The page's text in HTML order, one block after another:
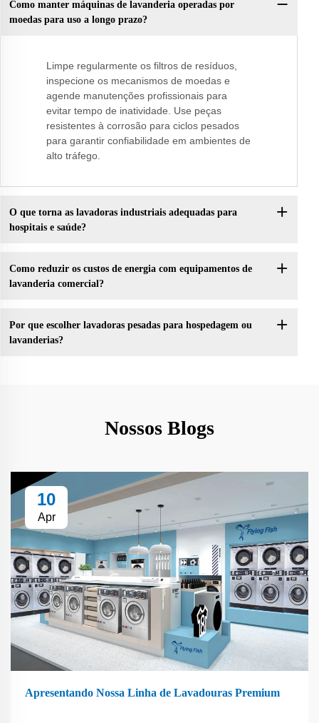
Como manter máquinas de lavanderia operadas por
moedas para uso a longo prazo?
Limpe regularmente os filtros de resíduos,
inspecione os mecanismos de moedas e
agende manutenções profissionais para
evitar tempo de inatividade. Use peças
resistentes à corrosão para ciclos pesados
para garantir confiabilidade em ambientes de
alto tráfego.
O que torna as lavadoras industriais adequadas para
hospitais e saúde?
Como reduzir os custos de energia com equipamentos de
lavanderia comercial?
Por que escolher lavadoras pesadas para hospedagem ou
lavanderias?
Nossos Blogs
10
Apr
Apresentando Nossa Linha de Lavadouras Premium